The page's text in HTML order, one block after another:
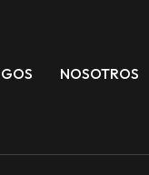
NOSOTROS